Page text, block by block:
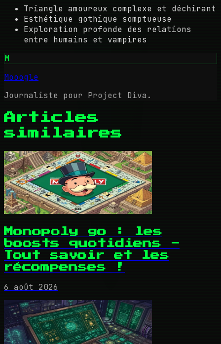
Triangle amoureux complexe et déchirant
Esthétique gothique somptueuse
Exploration profonde des relations
entre humains et vampires
M
Mooogle
Journaliste pour Project Diva.
Articles
similaires
Monopoly go : les
boosts quotidiens -
Tout savoir et les
récompenses !
6 août 2026